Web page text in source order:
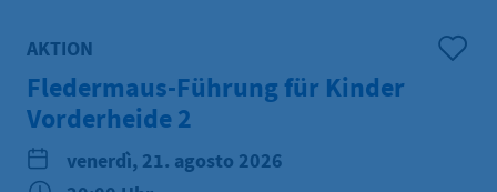
AKTION
Fledermaus-Führung für Kinder
Vorderheide 2
venerdì, 21. agosto 2026